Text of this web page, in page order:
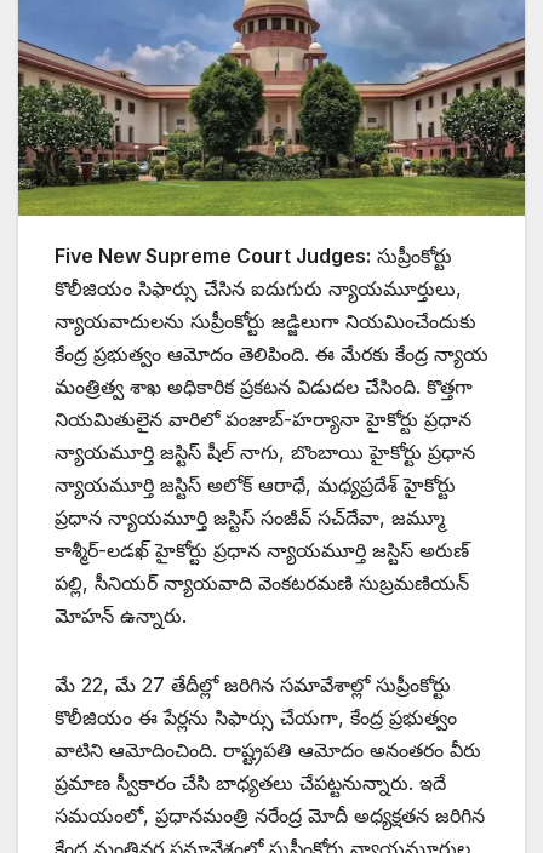
Five New Supreme Court Judges: సుప్రీంకోర్టు
కొలీజియం సిఫార్సు చేసిన ఐదుగురు న్యాయమూర్తులు,
న్యాయవాదులను సుప్రీంకోర్టు జడ్జిలుగా నియమించేందుకు
కేంద్ర ప్రభుత్వం ఆమోదం తెలిపింది. ఈ మేరకు కేంద్ర న్యాయ
మంత్రిత్వ శాఖ అధికారిక ప్రకటన విడుదల చేసింది. కొత్తగా
నియమితులైన వారిలో పంజాబ్-హర్యానా హైకోర్టు ప్రధాన
న్యాయమూర్తి జస్టిస్ షీల్ నాగు, బొంబాయి హైకోర్టు ప్రధాన
న్యాయమూర్తి జస్టిస్ అలోక్ ఆరాధే, మధ్యప్రదేశ్ హైకోర్టు
ప్రధాన న్యాయమూర్తి జస్టిస్ సంజీవ్ సచ్‌దేవా, జమ్మూ
కాశ్మీర్-లడఖ్ హైకోర్టు ప్రధాన న్యాయమూర్తి జస్టిస్ అరుణ్
పల్లి, సీనియర్ న్యాయవాది వెంకటరమణి సుబ్రమణియన్
మోహన్ ఉన్నారు.
మే 22, మే 27 తేదీల్లో జరిగిన సమావేశాల్లో సుప్రీంకోర్టు
కొలీజియం ఈ పేర్లను సిఫార్సు చేయగా, కేంద్ర ప్రభుత్వం
వాటిని ఆమోదించింది. రాష్ట్రపతి ఆమోదం అనంతరం వీరు
ప్రమాణ స్వీకారం చేసి బాధ్యతలు చేపట్టనున్నారు. ఇదే
సమయంలో, ప్రధానమంత్రి నరేంద్ర మోదీ అధ్యక్షతన జరిగిన